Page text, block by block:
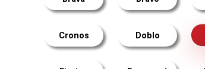
Cronos Doblo